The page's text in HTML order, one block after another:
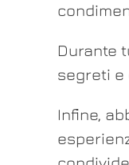
Durante
segreti e
Infine,